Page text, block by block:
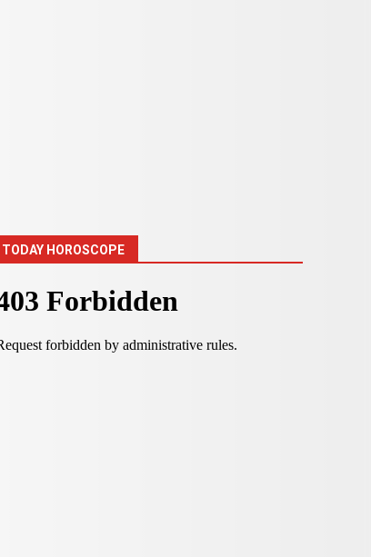
TODAY HOROSCOPE